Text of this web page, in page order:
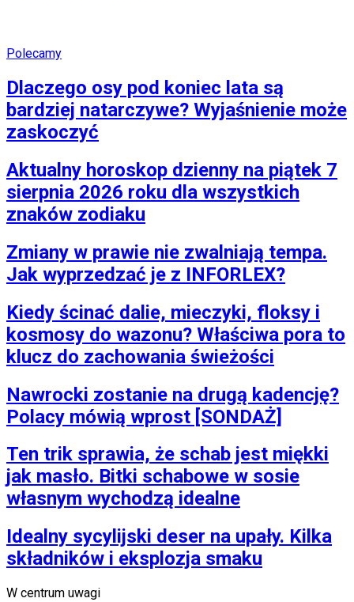
Polecamy
Dlaczego osy pod koniec lata są
bardziej natarczywe? Wyjaśnienie może
zaskoczyć
Aktualny horoskop dzienny na piątek 7
sierpnia 2026 roku dla wszystkich
znaków zodiaku
Zmiany w prawie nie zwalniają tempa.
Jak wyprzedzać je z INFORLEX?
Kiedy ścinać dalie, mieczyki, floksy i
kosmosy do wazonu? Właściwa pora to
klucz do zachowania świeżości
Nawrocki zostanie na drugą kadencję?
Polacy mówią wprost [SONDAŻ]
Ten trik sprawia, że schab jest miękki
jak masło. Bitki schabowe w sosie
własnym wychodzą idealne
Idealny sycylijski deser na upały. Kilka
składników i eksplozja smaku
W centrum uwagi